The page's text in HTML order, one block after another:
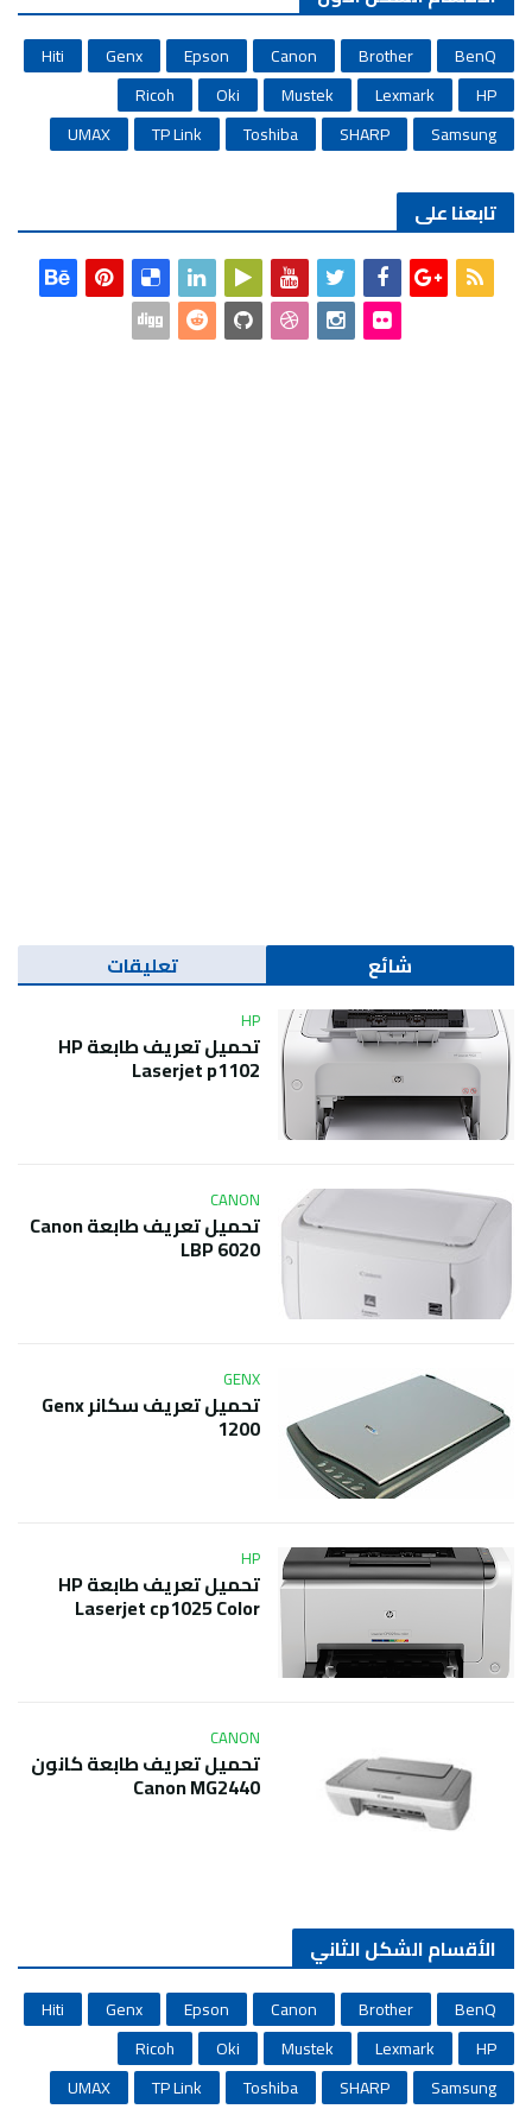
BenQ
Brother
Canon
Epson
Genx
Hiti
HP
Lexmark
Mustek
Oki
Ricoh
Samsung
SHARP
Toshiba
TP Link
UMAX
تابعنا على
شائع تعليقات
HP
تحميل تعريف طابعة HP
Laserjet p1102
CANON
تحميل تعريف طابعة Canon
LBP 6020
GENX
تحميل تعريف سكانر Genx
1200
HP
تحميل تعريف طابعة HP
Laserjet cp1025 Color
CANON
تحميل تعريف طابعة كانون
Canon MG2440
الأقسام الشكل الثاني
BenQ
Brother
Canon
Epson
Genx
Hiti
HP
Lexmark
Mustek
Oki
Ricoh
Samsung
SHARP
Toshiba
TP Link
UMAX